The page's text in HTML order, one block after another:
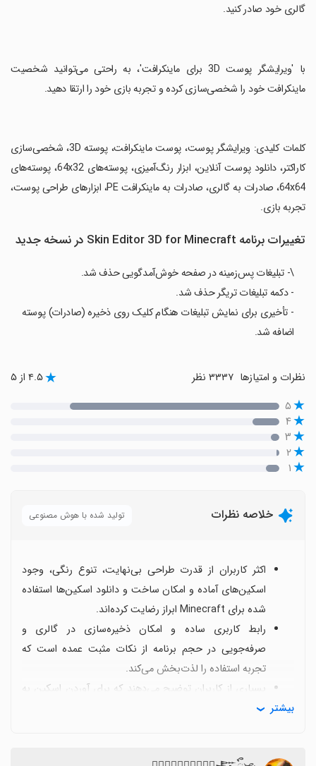
گالری خود صادر کنید.
‏با 'ویرایشگر پوست 3D برای ماینکرافت'، به راحتی می‌توانید شخصیت
ماینکرافت خود را شخصی‌سازی کرده و تجربه بازی خود را ارتقا دهید.
‏کلمات کلیدی: ویرایشگر پوست، پوست ماینکرافت، پوسته 3D، شخصی‌سازی
کاراکتر، دانلود پوست آنلاین، ابزار رنگ‌آمیزی، پوسته‌های 64x32، پوسته‌های
64x64، صادرات به گالری، صادرات به ماینکرافت PE، ابزارهای طراحی پوست،
تجربه بازی.
تغییرات برنامه Skin Editor 3D for Minecraft در نسخه جدید
\- تبلیغات پس‌زمینه در صفحه خوش‌آمدگویی حذف شد.
- دکمه تبلیغات تریگر حذف شد.
- تأخیری برای نمایش تبلیغات هنگام کلیک روی ذخیره (صادرات) پوسته
اضافه شد.
نظرات و امتیازها ۴.۵ از ۵
۵
۴
۳
۲
۱
خلاصه نظرات تولید شده با هوش مصنوعی
اکثر کاربران از قدرت طراحی بی‌نهایت، تنوع رنگی، وجود
اسکین‌های آماده و امکان ساخت و دانلود اسکین‌ها استفاده
شده برای Minecraft ابراز رضایت کرده‌اند.
رابط کاربری ساده و امکان ذخیره‌سازی در گالری و
صرفه‌جویی در حجم برنامه از نکات مثبت عمده است که
تجربه استفاده را لذت‌بخش می‌کند.
بسیاری از کاربران توضیح می‌دهند که برای آوردن اسکین به
بیشتر